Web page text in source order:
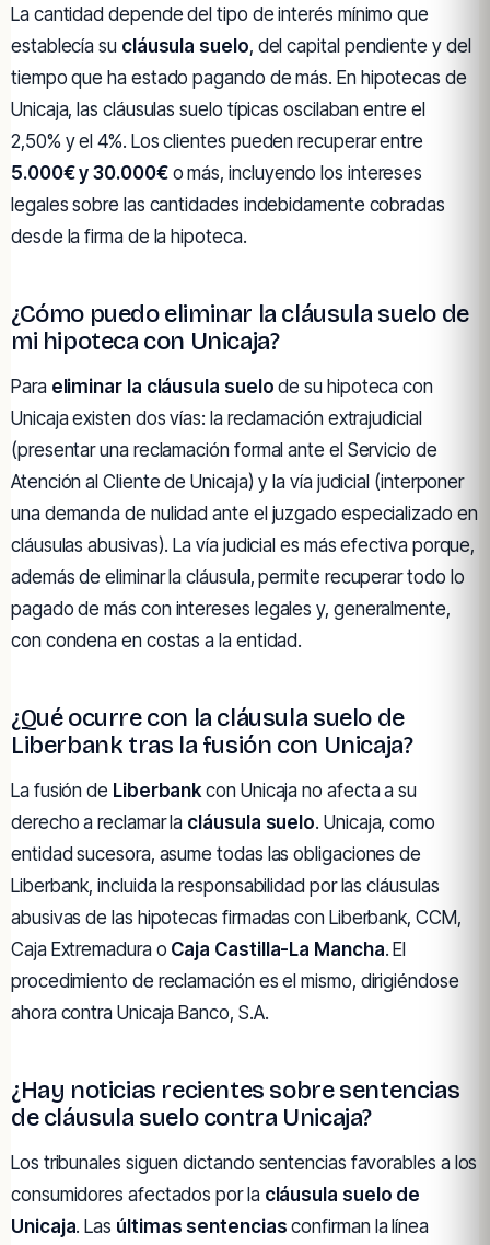
La cantidad depende del tipo de interés mínimo que
establecía su cláusula suelo, del capital pendiente y del
tiempo que ha estado pagando de más. En hipotecas de
Unicaja, las cláusulas suelo típicas oscilaban entre el
2,50% y el 4%. Los clientes pueden recuperar entre
5.000€ y 30.000€o más, incluyendo los intereses
legales sobre las cantidades indebidamente cobradas
desde la firma de la hipoteca.
¿Cómo puedo eliminar la cláusula suelo de
mi hipoteca con Unicaja?
Para eliminar la cláusula suelo de su hipoteca con
Unicaja existen dos vías: la reclamación extrajudicial
(presentar una reclamación formal ante el Servicio de
Atención al Cliente de Unicaja) y la vía judicial (interponer
una demanda de nulidad ante el juzgado especializado en
cláusulas abusivas). La vía judicial es más efectiva porque,
además de eliminar la cláusula, permite recuperar todo lo
pagado de más con intereses legales y, generalmente,
con condena en costas a la entidad.
¿Qué ocurre con la cláusula suelo de
Liberbank tras la fusión con Unicaja?
La fusión de Liberbank con Unicaja no afecta a su
derecho a reclamar la cláusula suelo. Unicaja, como
entidad sucesora, asume todas las obligaciones de
Liberbank, incluida la responsabilidad por las cláusulas
abusivas de las hipotecas firmadas con Liberbank, CCM,
Caja Extremadura o Caja Castilla-La Mancha. El
procedimiento de reclamación es el mismo, dirigiéndose
ahora contra Unicaja Banco, S.A.
¿Hay noticias recientes sobre sentencias
de cláusula suelo contra Unicaja?
Los tribunales siguen dictando sentencias favorables a los
consumidores afectados por la cláusula suelo de
Unicaja. Las últimas sentencias confirman la línea